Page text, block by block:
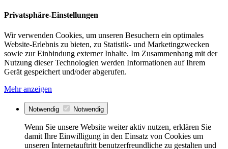
Privatsphäre-Einstellungen
Wir verwenden Cookies, um unseren Besuchern ein optimales
Website-Erlebnis zu bieten, zu Statistik- und Marketingzwecken
sowie zur Einbindung externer Inhalte. Im Zusammenhang mit der
Nutzung dieser Technologien werden Informationen auf Ihrem
Gerät gespeichert und/oder abgerufen.
Mehr anzeigen
Notwendig Notwendig
Wenn Sie unsere Website weiter aktiv nutzen, erklären Sie
damit Ihre Einwilligung in den Einsatz von Cookies um
unseren Internetauftritt benutzerfreundliche zu gestalten und